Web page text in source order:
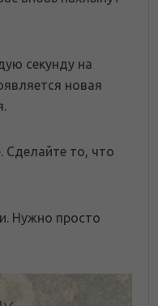
секунду на
новая
Сделайте то, что
Нужно просто